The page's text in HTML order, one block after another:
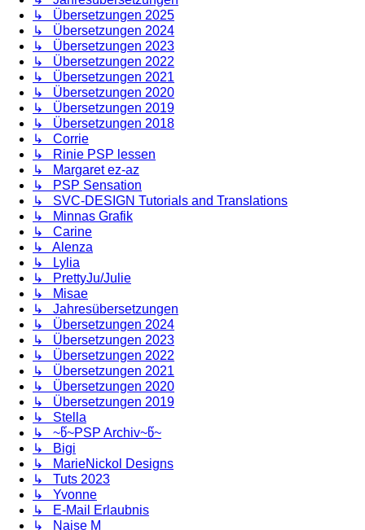
↳ Übersetzungen 2025
↳ Übersetzungen 2024
↳ Übersetzungen 2023
↳ Übersetzungen 2022
↳ Übersetzungen 2021
↳ Übersetzungen 2020
↳ Übersetzungen 2019
↳ Übersetzungen 2018
↳ Corrie
↳ Rinie PSP lessen
↳ Margaret ez-az
↳ PSP Sensation
↳ SVC-DESIGN Tutorials and Translations
↳ Minnas Grafik
↳ Carine
↳ Alenza
↳ Lylia
↳ PrettyJu/Julie
↳ Misae
↳ Jahresübersetzungen
↳ Übersetzungen 2024
↳ Übersetzungen 2023
↳ Übersetzungen 2022
↳ Übersetzungen 2021
↳ Übersetzungen 2020
↳ Übersetzungen 2019
↳ Stella
↳ ~წ~PSP Archiv~წ~
↳ Bigi
↳ MarieNickol Designs
↳ Tuts 2023
↳ Yvonne
↳ E-Mail Erlaubnis
↳ Naise M